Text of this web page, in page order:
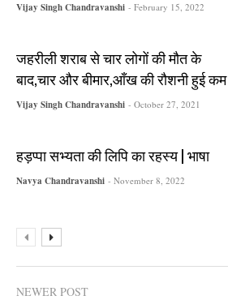
Vijay Singh Chandravanshi - February 15, 2022
जहरीली शराब से चार लोगों की मौत के
बाद,चार और बीमार,आँख की रौशनी हुई कम
Vijay Singh Chandravanshi - October 27, 2021
हड़प्पा सभ्यता की लिपि का रहस्य | भाषा
Navya Chandravanshi - November 8, 2022
NEWER POST